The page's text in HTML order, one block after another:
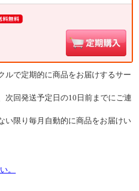
ルで定期的に商品をお届けするサー
次回発送予定日の10日前までにご連
い限り毎月自動的に商品をお届けい
。